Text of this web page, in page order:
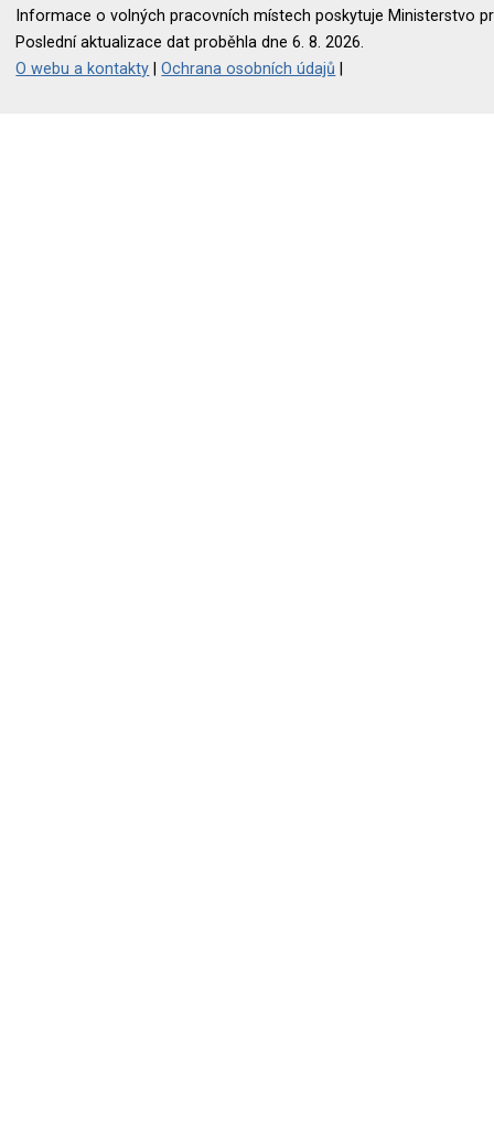
Informace o volných pracovních místech poskytuje Ministerstvo
Poslední aktualizace dat proběhla dne 6. 8. 2026.
O webu a kontakty |Ochrana osobních údajů